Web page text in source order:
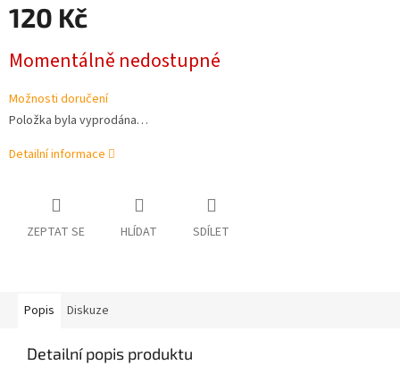
120 Kč
cena:
Momentálně nedostupné
Možnosti doručení
Položka byla vyprodána…
Detailní informace
ZEPTAT SE HLÍDAT SDÍLET
Popis Diskuze
Detailní popis produktu